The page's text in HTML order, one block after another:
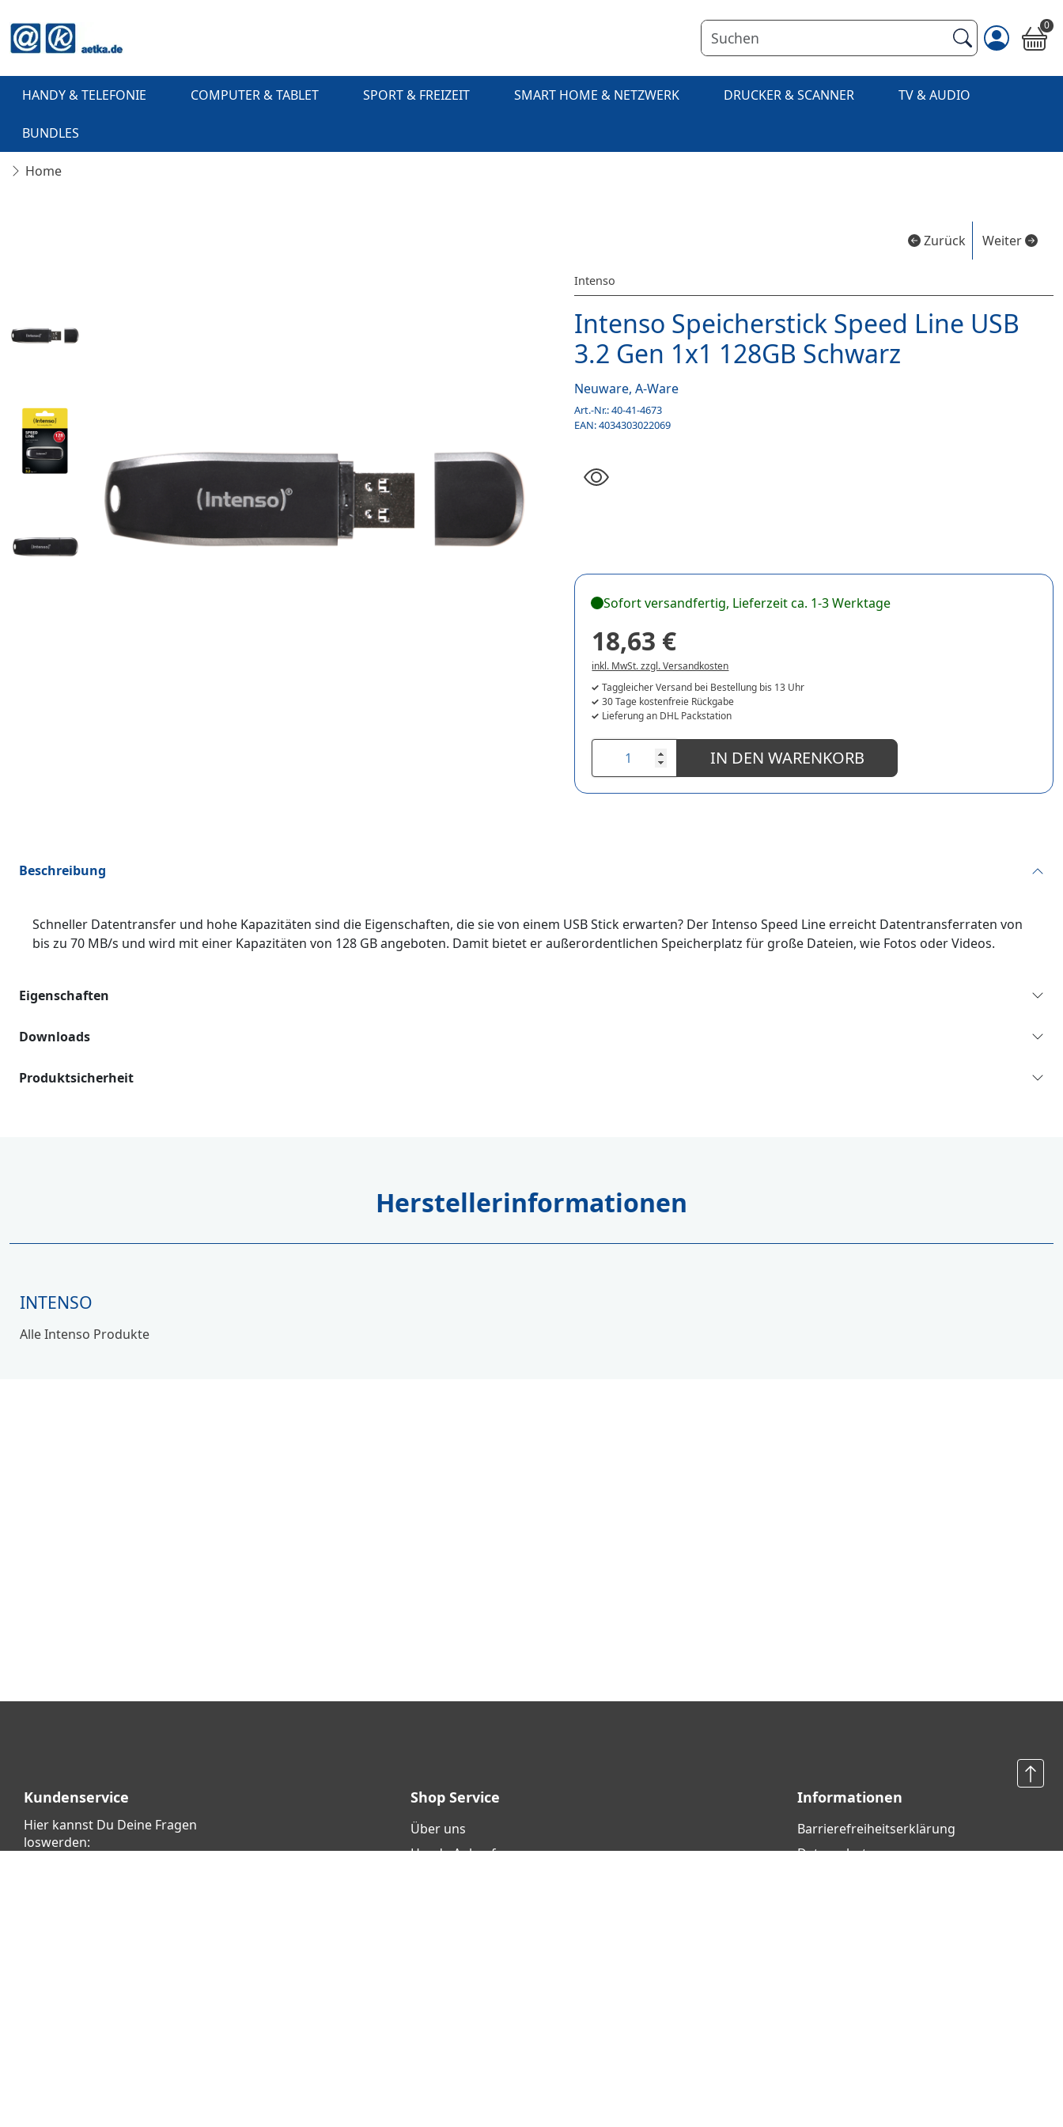
0
HANDY & TELEFONIE COMPUTER & TABLET SPORT & FREIZEIT SMART HOME & NETZWERK DRUCKER & SCANNER TV & AUDIO
BUNDLES
Home
Zurück Weiter
Intenso
Intenso Speicherstick Speed Line USB
3.2 Gen 1x1 128GB Schwarz
Neuware, A-Ware
Art.-Nr.:40-41-4673
EAN:4034303022069
Sofort versandfertig, Lieferzeit ca. 1-3 Werktage
18,63 €
inkl. MwSt. zzgl. Versandkosten
Taggleicher Versand bei Bestellung bis 13 Uhr
30 Tage kostenfreie Rückgabe
Lieferung an DHL Packstation
IN DEN WARENKORB
Beschreibung
Schneller Datentransfer und hohe Kapazitäten sind die Eigenschaften, die sie von einem USB Stick erwarten? Der Intenso Speed Line erreicht Datentransferraten von
bis zu 70 MB/s und wird mit einer Kapazitäten von 128 GB angeboten. Damit bietet er außerordentlichen Speicherplatz für große Dateien, wie Fotos oder Videos.
Eigenschaften
Downloads
Produktsicherheit
Herstellerinformationen
INTENSO
Alle Intenso Produkte
Kundenservice
Hier kannst Du Deine Fragen
loswerden:
Shop Service
Über uns
Handy-Ankauf
Informationen
Barrierefreiheits­erklärung
Datenschutz